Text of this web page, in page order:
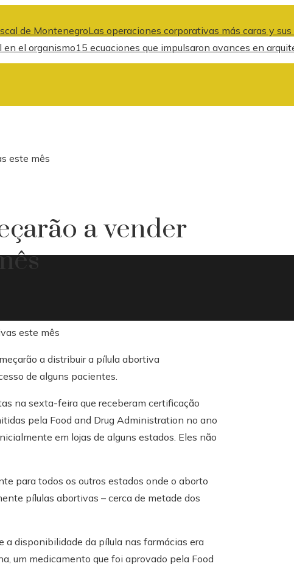
de MontenegroLas operaciones corporativas más caras y
el organismo15 ecuaciones que impulsaron avances en
este mês
a vender
a distribuir a pílula abortiva
de alguns pacientes.
na sexta-feira que receberam certificação
pela Food and Drug Administration no ano
em lojas de alguns estados. Eles não
para todos os outros estados onde o aborto
pílulas abortivas – cerca de metade dos
a disponibilidade da pílula nas farmácias era
um medicamento que foi aprovado pela Food